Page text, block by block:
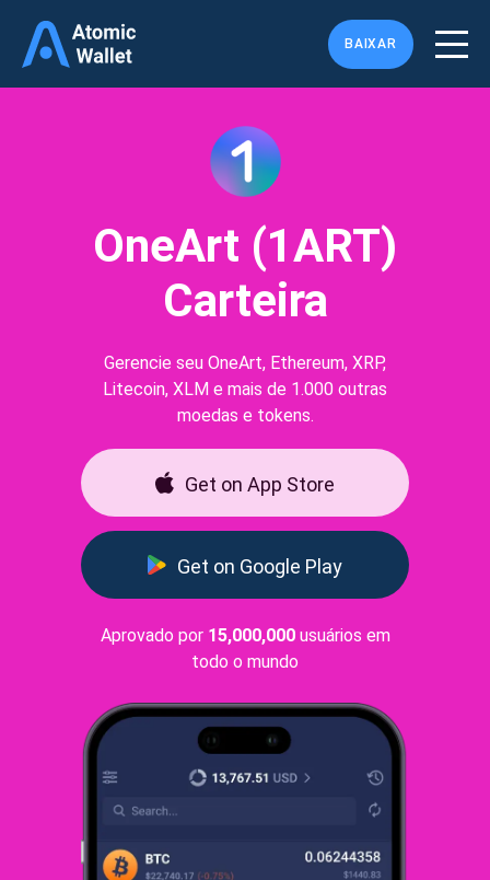
BAIXAR
OneArt (1ART)
Carteira
Gerencie seu OneArt, Ethereum, XRP,
Litecoin, XLM e mais de 1.000 outras
moedas e tokens.
Get on App Store
Get on Google Play
Aprovado por 15,000,000usuários em
todo o mundo